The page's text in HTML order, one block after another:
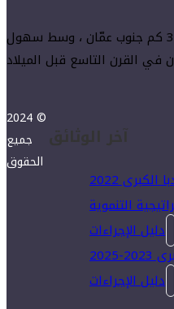
تقع محافظة مأدبا على بعد 33 كم جنوب عمّان ، وسط سهول
آخر الوثائق
2022
التنموية
دليل الإجراءات
دليل الإجراءات
2024 ©
جميع
الحقوق